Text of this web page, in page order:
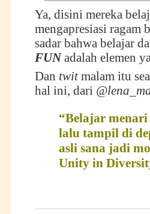
Ya, disini mereka
mengapresiasi ragam
sadar bahwa belajar
FUNadalah elemen
Dan twitmalam itu
hal ini, dari
“Belajar
lalu tampil di
asli sana jadi
Unity in